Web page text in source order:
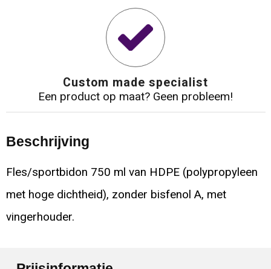
Custom made specialist
Een product op maat? Geen probleem!
Beschrijving
Fles/sportbidon 750 ml van HDPE (polypropyleen
met hoge dichtheid), zonder bisfenol A, met
vingerhouder.